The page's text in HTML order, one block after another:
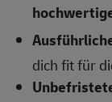
dich fit für